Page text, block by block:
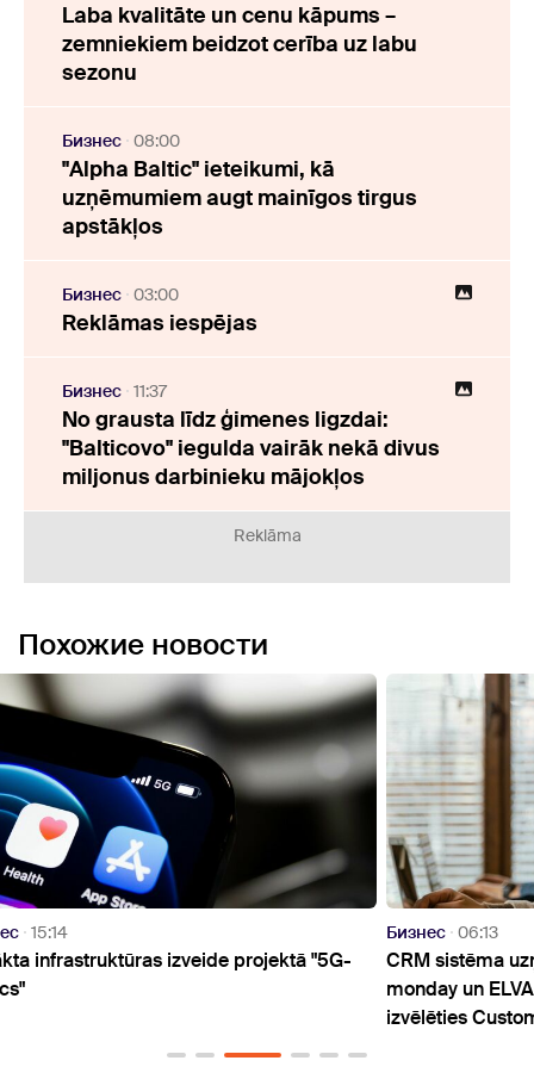
Laba kvalitāte un cenu kāpums –
zemniekiem beidzot cerība uz labu
sezonu
Бизнес 08:00
"Alpha Baltic" ieteikumi, kā
uzņēmumiem augt mainīgos tirgus
apstākļos
Бизнес 03:00
Reklāmas iespējas
Бизнес 11:37
No grausta līdz ģimenes ligzdai:
"Balticovo" iegulda vairāk nekā divus
miljonus darbinieku mājokļos
Reklāma
Похожие новости
Бизнес
CRM sistēma uzņēmumiem: Pipedrive,
monday un ELVA salīdzinājums, un kad
360